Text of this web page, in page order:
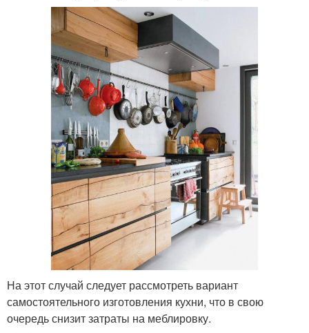
На этот случай следует рассмотреть вариант
самостоятельного изготовления кухни, что в свою
очередь снизит затраты на меблировку.